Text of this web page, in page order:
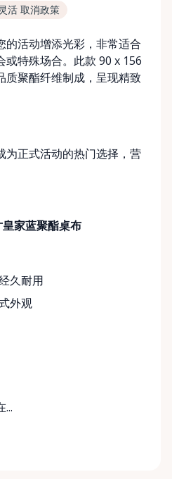
灵活 取消政策
的活动增添光彩，非常适合
或特殊场合。此款 90 x 156
质聚酯纤维制成，呈现精致
为正式活动的热门选择，营
家蓝聚酯桌布
久耐用
外观
...